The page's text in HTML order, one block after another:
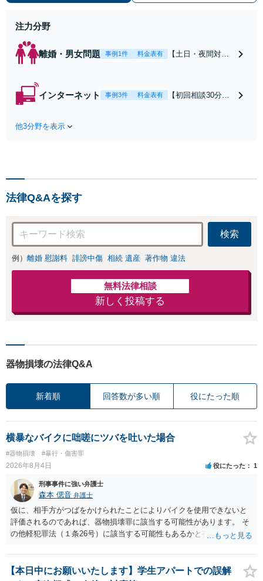
注力分野
離婚・男女問題 事例1件 料金表有
【土日・夜間対応
れたら、サインす
インターネット 事例3件 料金表有
【初回相談30分無
お店の風評被害対
応可：開示請求の
意見照会が来たと
きの対処法、被害
者との示談交渉
他3分野を表示
法律Q&Aを探す
検索
例） 離婚 慰謝料 誹謗中傷 相続 遺産 著作物 違法
無料法律相談
新しく投稿する
器物損壊の法律Q&A
新着順 回答数が多い順 役にたった順
横暴なバイクに咄嗟にツバを吐いた場合
#器物損壊 #暴行・傷害罪
2026年8月4日 役にたった 1
刑事事件に強い弁護士
森本 偲音 弁護士
仮に、相手方がつばをかけられたことによりバイクを使用できないと
評価されるのであれば、器物損壊罪に該当する可能性があります。 そ
の他軽犯罪法（１条26号）に該当する可能性もあるかと存じます。 確
ご相談者様の対応によってはご相談者の方にも責任が生じてしまう 可
能性がございますので、冷静にご対応いただくようご留意いただけれ
【本日中にお願いいたします】学生アパートでの誤解